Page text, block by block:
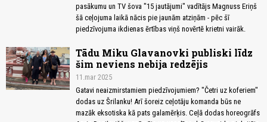
pasākumu un TV šova "15 jautājumi" vadītājs Magnuss Eriņš
šā ceļojuma laikā nācis pie jaunām atziņām - pēc šī
piedzīvojuma ikdienas ērtības viņš novērtē krietni vairāk.
Tādu Miku Glavanovki publiski līdz
šim neviens nebija redzējis
11.mar 2025
Gatavi neaizmirstamiem piedzīvojumiem? "Četri uz koferiem"
dodas uz Šrilanku! Arī šoreiz ceļotāju komanda būs ne
mazāk eksotiska kā pats galamērķis. Ceļā dodas horeogrāfs